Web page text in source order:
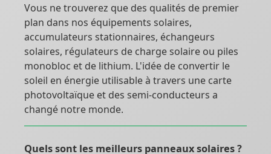
Vous ne trouverez que des qualités de premier
plan dans nos équipements solaires,
accumulateurs stationnaires, échangeurs
solaires, régulateurs de charge solaire ou piles
monobloc et de lithium. L'idée de convertir le
soleil en énergie utilisable à travers une carte
photovoltaïque et des semi-conducteurs a
changé notre monde.
Quels sont les meilleurs panneaux solaires ?